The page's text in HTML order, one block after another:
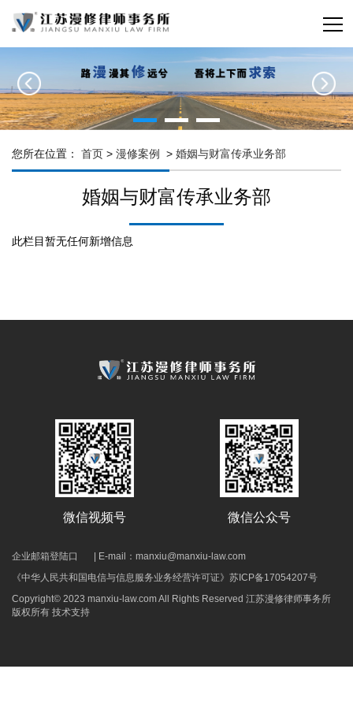
您所在位置： 首页 > 漫修案例 > 婚姻与财富传承业务部
婚姻与财富传承业务部
此栏目暂无任何新增信息
微信视频号 微信公众号
企业邮箱登陆口
| E-mail：manxiu@manxiu-law.com
《中华人民共和国电信与信息服务业务经营许可证》 苏ICP备17054207号
Copyright© 2023 manxiu-law.com All Rights Reserved 江苏漫修律师事务所
版权所有 技术支持